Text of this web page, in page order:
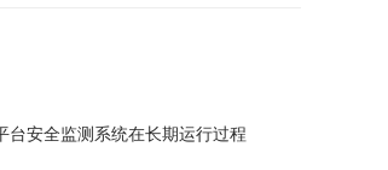
台安全监测系统在长期运行过程